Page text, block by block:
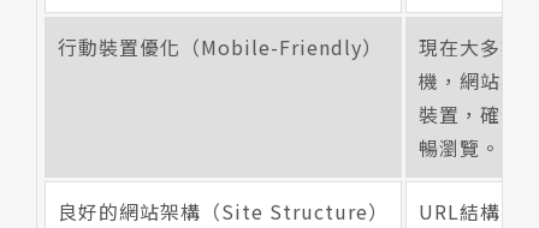
行動裝置優化（Mobile-Friendly）
現在大多數
機，網站必
裝置，確保
暢瀏覽。
良好的網站架構（Site Structure）
URL結構要